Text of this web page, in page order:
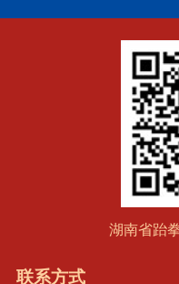
湖南省跆
联系方式